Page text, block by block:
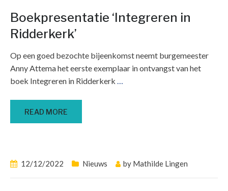
Boekpresentatie ‘Integreren in
Ridderkerk’
Op een goed bezochte bijeenkomst neemt burgemeester
Anny Attema het eerste exemplaar in ontvangst van het
boek Integreren in Ridderkerk …
READ MORE
12/12/2022 Nieuws by Mathilde Lingen